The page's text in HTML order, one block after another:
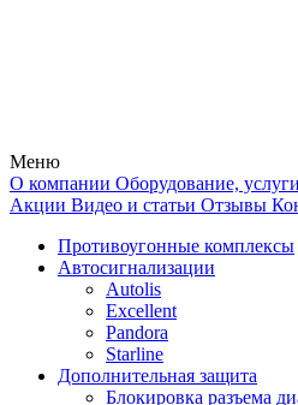
Меню
О компании Оборудование,
Акции Видео и статьи Отзывы
Противоугонные комплексы
Автосигнализации
Autolis
Excellent
Pandora
Starline
Дополнительная защита
Блокировка разъема